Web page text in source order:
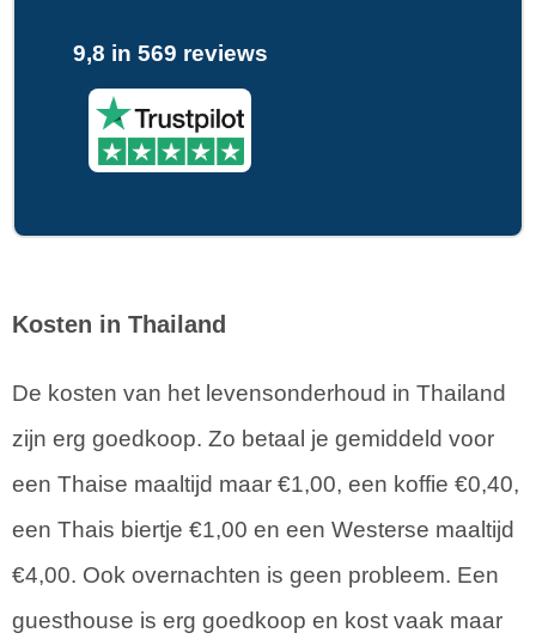
9,8 in 569 reviews
Kosten in Thailand
De kosten van het levensonderhoud in Thailand
zijn erg goedkoop. Zo betaal je gemiddeld voor
een Thaise maaltijd maar €1,00, een koffie €0,40,
een Thais biertje €1,00 en een Westerse maaltijd
€4,00. Ook overnachten is geen probleem. Een
guesthouse is erg goedkoop en kost vaak maar